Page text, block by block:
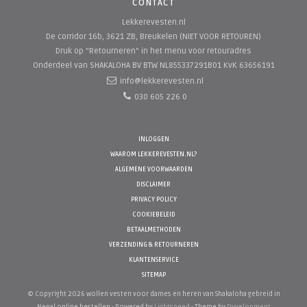
CONTACT
Lekkerevesten.nl
De corridor 16b, 3621 ZB, Breukelen (NIET VOOR RETOUREN)
Druk op "Retourneren" in het menu voor retouradres
Onderdeel van SHAKALOHA BV BTW NL855337291B01 KvK 63656191
info@lekkerevesten.nl
030 605 226 0
INLOGGEN
WAAROM LEKKEREVESTEN.NL?
ALGEMENE VOORWAARDEN
DISCLAIMER
PRIVACY POLICY
COOKIEBELEID
BETAALMETHODEN
VERZENDING & RETOURNEREN
KLANTENSERVICE
SITEMAP
© Copyright 2026 wollen vesten voor dames en heren van Shakaloha gebreid in